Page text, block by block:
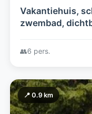
Vakantiehuis,
zwembad,
👥6 pers.
📍 0.9 km